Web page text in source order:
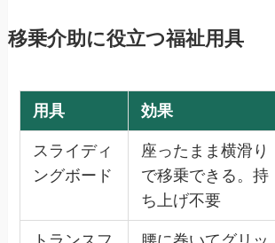
移乗介助に役立つ福祉用具
用具 効果
スライディ
ングボード
座ったまま横滑り
で移乗できる。持
ち上げ不要